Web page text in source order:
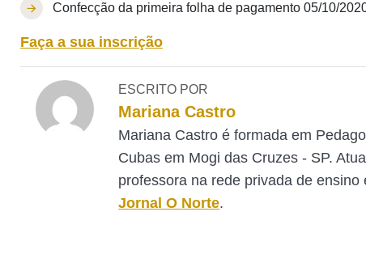
Confecção da primeira folha de pagamento 05/10/
Faça a sua inscrição
ESCRITO POR
Mariana Castro
Mariana Castro é formada em
Cubas em Mogi das Cruzes - SP.
professora na rede privada de
Jornal O Norte.